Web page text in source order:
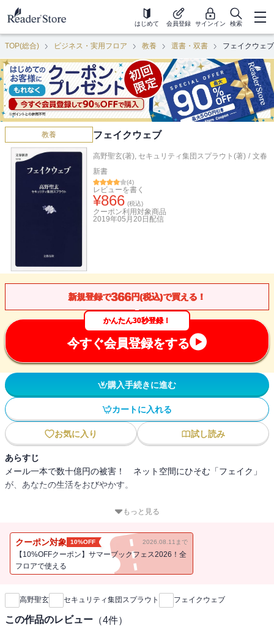
はじめて 会員登録 サインイン 検索
TOP(総合) ビジネス・実用フロア 教養 選書・双書 フェイクウェブ
教養 フェイクウェブ
高野聖玄(著), セキュリティ集団スプラウト(著) / 文春
新書
(4)
レビューを書く
¥866 (税込)
クーポン利用対象商品
2019年05月20日 配信
新規登録で366円(税込)で買える！
かんたん30秒登録！
今すぐ会員登録をする
購入手続きに進む
カートに入れる
お気に入り 試し読み
あらすじ
メール一本で数十億円の被害！ ネット空間にひそむ「フェイク」
が、あなたの生活をおびやかす。
インターネットの登場で世界は大きく変わり、豊かになった。いま
文化といった様ざまな局面において、インターネットのない状況は
考えられない。しかし、ネット空間が「安心安全」かといえば、残
念ながらその逆だ。リアル社会よりも巧妙で、狡猾な罠が、数多く
企業のCFO（最高財務責任者）を狙う「ビジネスメール詐欺」。
個人を狙い、個人情報や金銭に結びつく情報を詐取する「フィッシ
もっと見る
クーポン対象 10%OFF 2026.08.11まで
【10%OFFクーポン】サマーブックフェス2026！全
フロアで使える
新刊通知
高野聖玄 セキュリティ集団スプラウト フェイクウェブ
この作品のレビュー （4件）